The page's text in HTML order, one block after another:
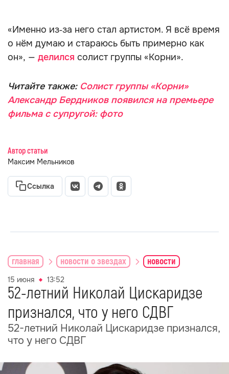
«Именно из‑за него стал артистом. Я всё время
о нём думаю и стараюсь быть примерно как
он», — делился солист группы «Корни».
Читайте также: Солист группы «Корни»
Александр Бердников появился на премьере
фильма с супругой: фото
Автор статьи
Максим Мельников
Ссылка
главная новости о звездах новости
15 июня 13:52
52-летний Николай Цискаридзе
признался, что у него СДВГ
52-летний Николай Цискаридзе признался,
что у него СДВГ